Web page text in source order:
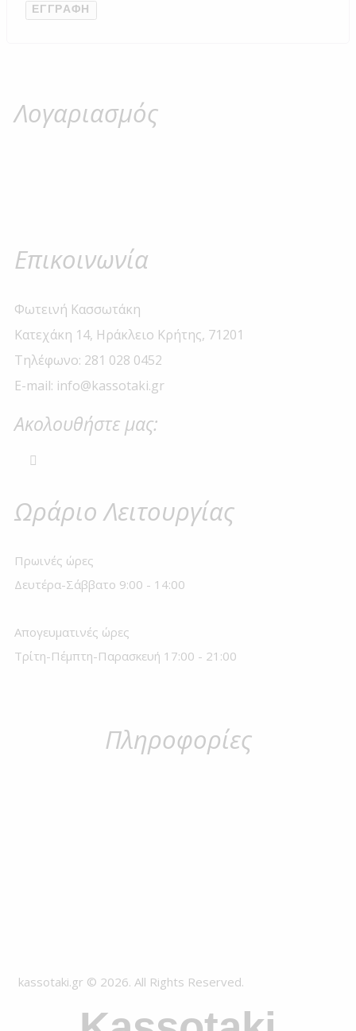
ΕΓΓΡΑΦΉ
Λογαριασμός
Επικοινωνία
Φωτεινή Κασσωτάκη
Κατεχάκη 14, Ηράκλειο Κρήτης, 71201
Τηλέφωνο: 281 028 0452
E-mail: info@kassotaki.gr
Ακολουθήστε μας:
Ωράριο Λειτουργίας
Πρωινές ώρες
Δευτέρα-Σάββατο 9:00 - 14:00
Απογευματινές ώρες
Τρίτη-Πέμπτη-Παρασκευή 17:00 - 21:00
Πληροφορίες
kassotaki.gr © 2026. All Rights Reserved.